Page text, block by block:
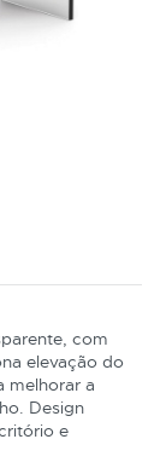
com
elevação do
melhorar a
Design
e